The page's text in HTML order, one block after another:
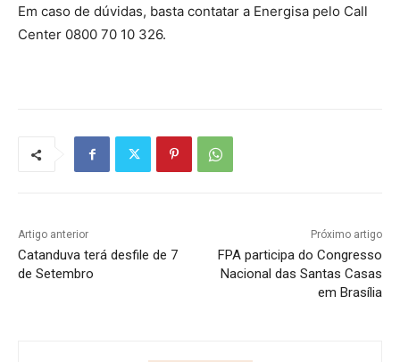
Em caso de dúvidas, basta contatar a Energisa pelo Call
Center 0800 70 10 326.
Artigo anterior
Catanduva terá desfile de 7
de Setembro
Próximo artigo
FPA participa do Congresso
Nacional das Santas Casas
em Brasília